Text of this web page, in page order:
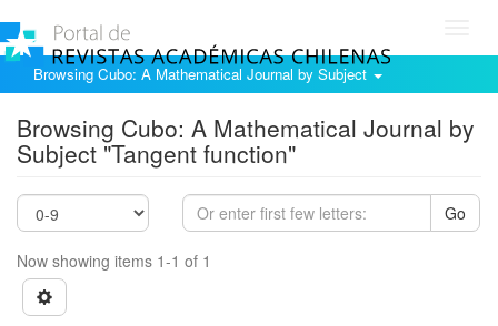
Browsing Cubo: A Mathematical Journal by Subject
Browsing Cubo: A Mathematical Journal by
Subject "Tangent function"
Go
Now showing items 1-1 of 1